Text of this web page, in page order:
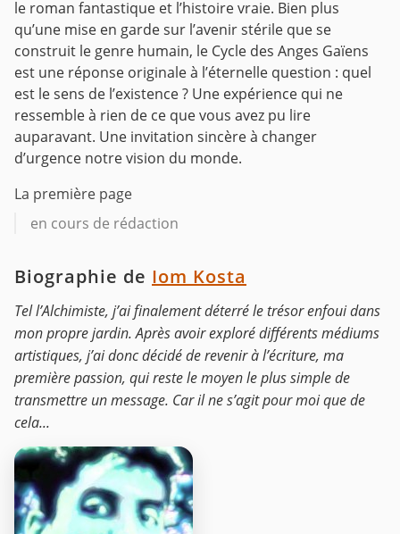
le roman fantastique et l’histoire vraie. Bien plus
qu’une mise en garde sur l’avenir stérile que se
construit le genre humain, le Cycle des Anges Gaïens
est une réponse originale à l’éternelle question : quel
est le sens de l’existence ? Une expérience qui ne
ressemble à rien de ce que vous avez pu lire
auparavant. Une invitation sincère à changer
d’urgence notre vision du monde.
La première page
en cours de rédaction
Biographie de Iom Kosta
Tel l’Alchimiste, j’ai finalement déterré le trésor enfoui dans
mon propre jardin. Après avoir exploré différents médiums
artistiques, j’ai donc décidé de revenir à l’écriture, ma
première passion, qui reste le moyen le plus simple de
transmettre un message. Car il ne s’agit pour moi que de
cela...